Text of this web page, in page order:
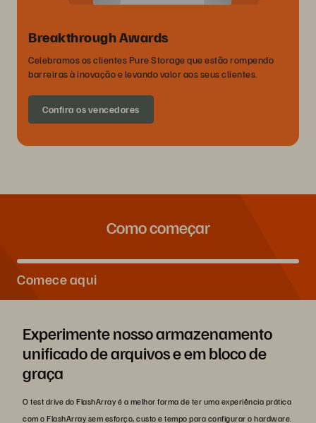
Breakthrough Awards
Celebramos os clientes Pure Storage que estão rompendo
barreiras à inovação e levando valor aos seus clientes.
Confira os vencedores
Como começar
Comece aqui
Experimente nosso armazenamento
unificado de arquivos e em bloco de
graça
O test drive do FlashArray é a melhor forma de ter uma experiência prática
com o FlashArray sem esforço, custo e tempo para configurar o hardware.